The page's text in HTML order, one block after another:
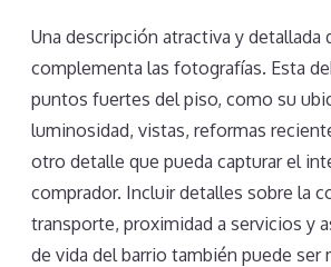
Una descripción atractiva y detallada
complementa las fotografías. Esta
puntos fuertes del piso, como su
luminosidad, vistas, reformas
otro detalle que pueda capturar el
comprador. Incluir detalles sobre la
transporte, proximidad a servicios y
de vida del barrio también puede ser